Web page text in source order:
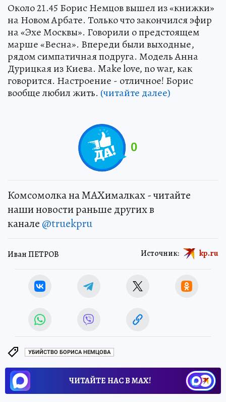
Около 21.45 Борис Немцов вышел из «книжки»
на Новом Арбате. Только что закончился эфир
на «Эхе Москвы». Говорили о предстоящем
марше «Весна». Впереди были выходные,
рядом симпатичная подруга. Модель Анна
Дурицкая из Киева. Make love, no war, как
говорится. Настроение - отличное! Борис
вообще любил жить. (читайте далее)
0
Комсомолка на MAXималках - читайте
наши новости раньше других в
канале @truekpru
Иван ПЕТРОВ Источник: kp.ru
УБИЙСТВО БОРИСА НЕМЦОВА
ЧИТАЙТЕ НАС В МАХ!